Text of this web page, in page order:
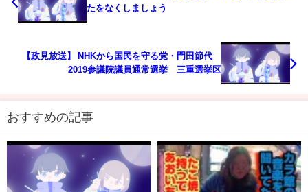
たをなくしましょう
【政見放送】 NHKから国民を守る党・門田節代
2019参議院議員通常選挙 三重選挙区
おすすめの記事